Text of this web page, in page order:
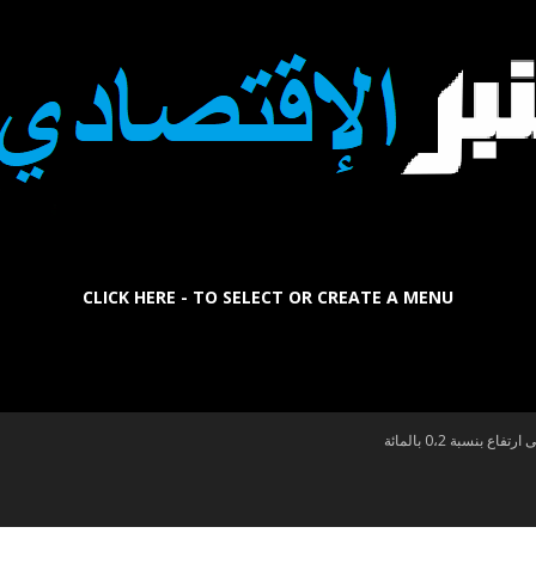
CLICK HERE - TO SELECT OR CREATE A MENU
0،2 بالمائة